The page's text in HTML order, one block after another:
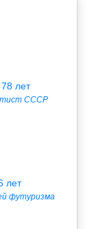
лет
СССР
лет
футуризма